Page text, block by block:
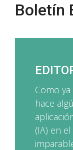
Boletín
Como
hace
(IA) en